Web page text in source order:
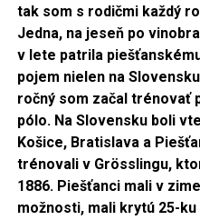
tak som s rodičmi každý
Jedna, na jeseň po
v lete patrila
pojem nielen na
ročný som začal trénovať
pólo. Na Slovensku boli
Košice, Bratislava a
trénovali v Grösslingu,
1886. Piešťanci mali v
možnosti, mali krytú 25-ku